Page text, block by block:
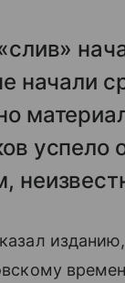
начали
успело